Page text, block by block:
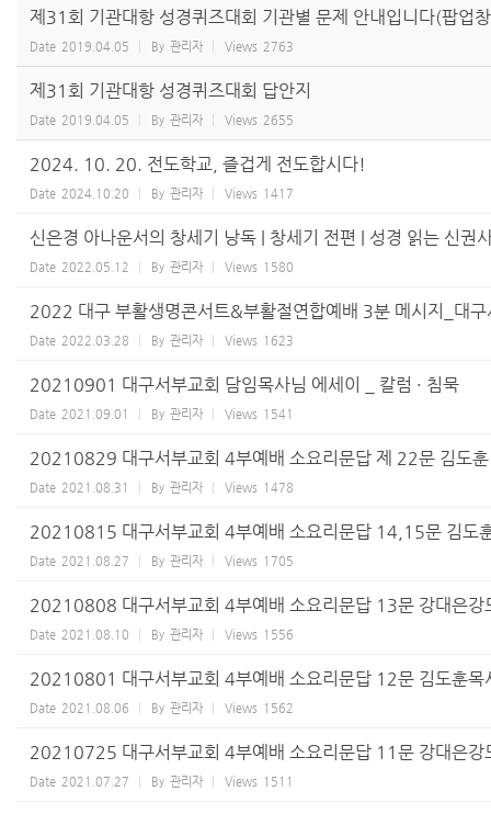
제31회 기관대항 성경퀴즈대회 기관별 문제 안내입니다(팝업
Date 2019.04.05 By 관리자 Views 2763
제31회 기관대항 성경퀴즈대회 답안지
Date 2019.04.05 By 관리자 Views 2655
2024. 10. 20. 전도학교, 즐겁게 전도합시다!
Date 2024.10.20 By 관리자 Views 1417
신은경 아나운서의 창세기 낭독 | 창세기 전편 | 성경 읽는 신권
Date 2022.05.12 By 관리자 Views 1580
2022 대구 부활생명콘서트&부활절연합예배 3분 메시지_대구
Date 2022.03.28 By 관리자 Views 1623
20210901 대구서부교회 담임목사님 에세이 _ 칼럼 · 침묵
Date 2021.09.01 By 관리자 Views 1541
20210829 대구서부교회 4부예배 소요리문답 제 22문 김도
Date 2021.08.31 By 관리자 Views 1478
20210815 대구서부교회 4부예배 소요리문답 14,15문 김도
Date 2021.08.27 By 관리자 Views 1705
20210808 대구서부교회 4부예배 소요리문답 13문 강대은강
Date 2021.08.10 By 관리자 Views 1556
20210801 대구서부교회 4부예배 소요리문답 12문 김도훈목
Date 2021.08.06 By 관리자 Views 1562
20210725 대구서부교회 4부예배 소요리문답 11문 강대은강
Date 2021.07.27 By 관리자 Views 1511